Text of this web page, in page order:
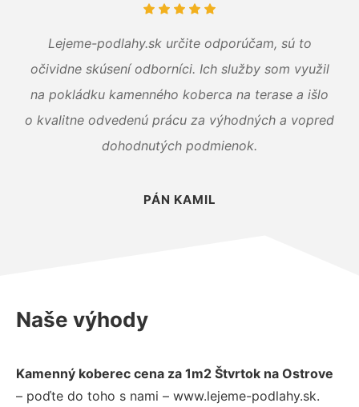
Lejeme-podlahy.sk určite odporúčam, sú to
očividne skúsení odborníci. Ich služby som využil
na pokládku kamenného koberca na terase a išlo
o kvalitne odvedenú prácu za výhodných a vopred
dohodnutých podmienok.
PÁN KAMIL
Naše výhody
Kamenný koberec cena za 1m2 Štvrtok na Ostrove
– poďte do toho s nami – www.lejeme-podlahy.sk.